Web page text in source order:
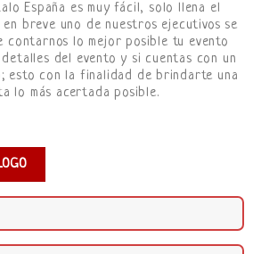
España es muy fácil, solo llena el
breve uno de nuestros ejecutivos se
contarnos lo mejor posible tu evento
del evento y si cuentas con un
esto con la finalidad de brindarte una
lo más acertada posible.